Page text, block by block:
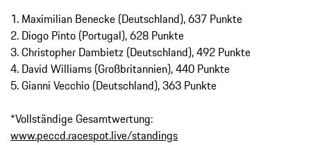
1. Maximilian Benecke (Deutschland), 637 Punkte
2. Diogo Pinto (Portugal), 628 Punkte
3. Christopher Dambietz (Deutschland), 492 Punkte
4. David Williams (Großbritannien), 440 Punkte
5. Gianni Vecchio (Deutschland), 363 Punkte
*Vollständige Gesamtwertung:
www.peccd.racespot.live/standings